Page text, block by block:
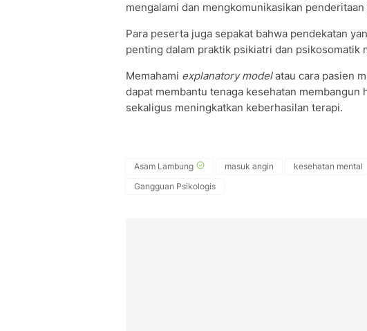
mengalami dan mengkomunikasikan
Para peserta juga sepakat bahwa pendekatan
penting dalam praktik psikiatri dan psikosomatik
Memahami explanatory modelatau cara pasien
dapat membantu tenaga kesehatan
sekaligus meningkatkan keberhasilan terapi.
Asam Lambung masuk angin kesehatan mental
Gangguan Psikologis